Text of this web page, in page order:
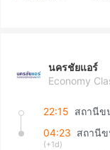
นครชัยแอร์
Economy
22:15 สถานีข
04:23 สถานี
(+1d)